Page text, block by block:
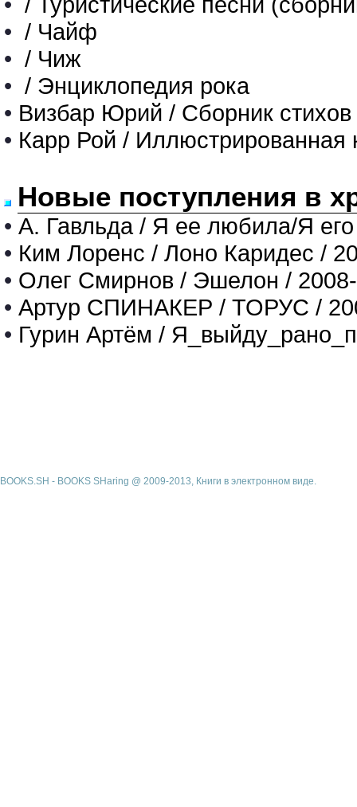
• / Чайф
• / Чиж
• / Энциклопедия рока
• Визбар Юрий / Сборник стихов
• Карр Рой / Иллюстрированная
Новые поступления в
• А. Гавльда / Я ее любила/Я
• Ким Лоренс / Лоно Каридес /
• Олег Смирнов / Эшелон /
• Артур СПИНАКЕР / ТОРУС /
• Гурин Артём /
BOOKS.SH - BOOKS SHaring @ 2009-2013, Книги в электронном виде.